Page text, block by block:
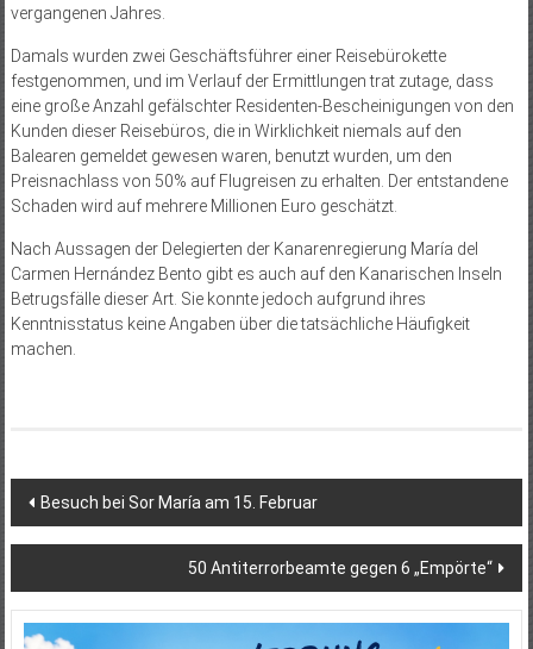
vergangenen Jahres.
Damals wurden zwei Geschäftsführer einer Reisebürokette
festgenommen, und im Verlauf der Ermittlungen trat zutage, dass
eine große Anzahl gefälschter Residenten-Bescheinigungen von den
Kunden dieser Reisebüros, die in Wirklichkeit niemals auf den
Balearen gemeldet gewesen waren, benutzt wurden, um den
Preisnachlass von 50% auf Flugreisen zu erhalten. Der entstandene
Schaden wird auf mehrere Millionen Euro geschätzt.
Nach Aussagen der Delegierten der Kanarenregierung María del
Carmen Hernández Bento gibt es auch auf den Kanarischen Inseln
Betrugsfälle dieser Art. Sie konnte jedoch aufgrund ihres
Kenntnisstatus keine Angaben über die tatsächliche Häufigkeit
machen.
Beitragsnavigation
Besuch bei Sor María am 15. Februar
50 Antiterrorbeamte gegen 6 „Empörte“